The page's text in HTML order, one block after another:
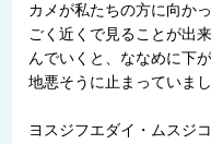
カメが私たちの方に向か
ごく近くで見ることが出
んでいくと、ななめに下
地悪そうに止まっていまし
ヨスジフエダイ・ムスジ